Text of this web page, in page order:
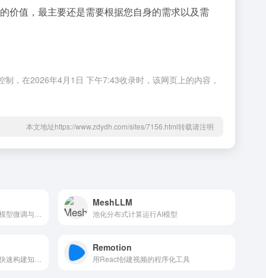
价值，最主要还是需要根据您自身的需求以及需
，在2026年4月1日 下午7:43收录时，该网页上的内容，
本文地址https://www.zdydh.com/sites/7156.html转载请注明
MeshLLM
池化分布式计算运行AI模型
Remotion
用React创建视频的程序化工具